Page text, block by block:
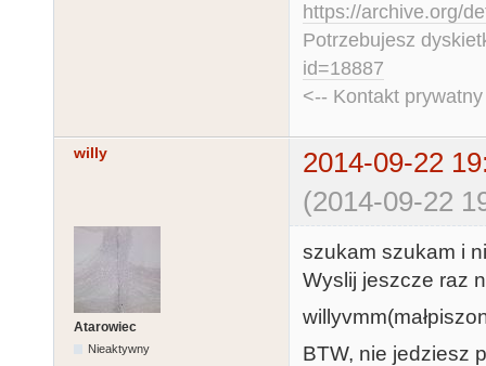
https://archive.org/
Potrzebujesz
id=18887
<-- Kontakt
willy
2014-09-22
(2014-09-22
Atarowiec
Nieaktywny
szukam szukam i
Wyslij jeszcze raz
BTW, nie jedziesz